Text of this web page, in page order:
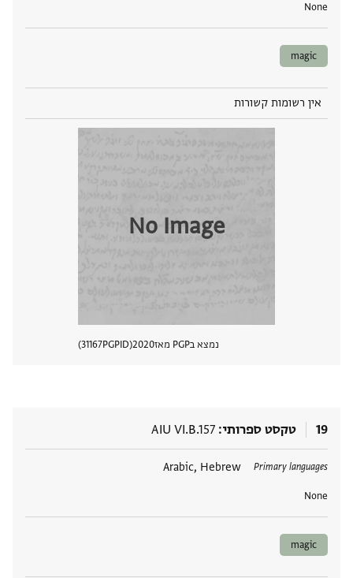
None
magic
אין רשומות קשורות
No Image
נמצא בPGP מאז 2020
PGPID
31167
19 טקסט ספרותי AIU VI.B.157
Primary languages
Arabic, Hebrew
None
תגים
magic